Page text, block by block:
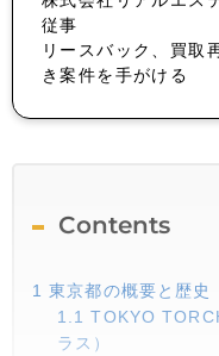
従事
リースバック、買取
き案件を手がける
Contents
1 東京都の概要と歴史
1.1 TOKYO
ラス）